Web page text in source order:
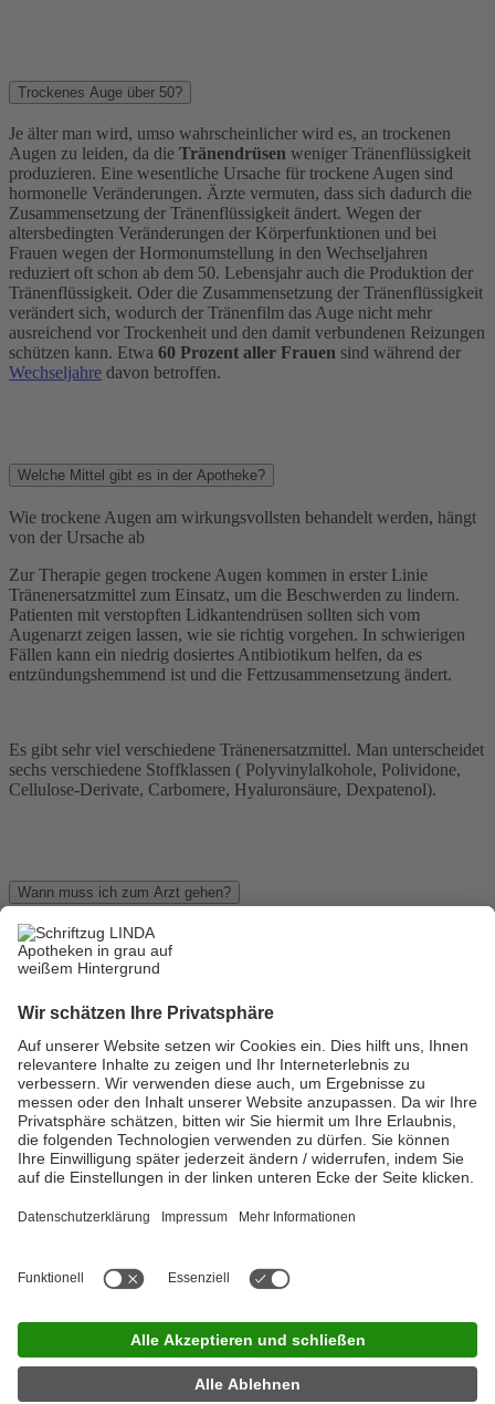
Trockenes Auge über 50?
Je älter man wird, umso wahrscheinlicher wird es, an trockenen
Augen zu leiden, da die Tränendrüsen weniger Tränenflüssigkeit
produzieren. Eine wesentliche Ursache für trockene Augen sind
hormonelle Veränderungen. Ärzte vermuten, dass sich dadurch die
Zusammensetzung der Tränenflüssigkeit ändert. Wegen der
altersbedingten Veränderungen der Körperfunktionen und bei
Frauen wegen der Hormonumstellung in den Wechseljahren
reduziert oft schon ab dem 50. Lebensjahr auch die Produktion der
Tränenflüssigkeit. Oder die Zusammensetzung der Tränenflüssigkeit
verändert sich, wodurch der Tränenfilm das Auge nicht mehr
ausreichend vor Trockenheit und den damit verbundenen Reizungen
schützen kann. Etwa 60 Prozent aller Frauen sind während der
Wechseljahre davon betroffen.
Welche Mittel gibt es in der Apotheke?
Wie trockene Augen am wirkungsvollsten behandelt werden, hängt
von der Ursache ab
Zur Therapie gegen trockene Augen kommen in erster Linie
Tränenersatzmittel zum Einsatz, um die Beschwerden zu lindern.
Patienten mit verstopften Lidkantendrüsen sollten sich vom
Augenarzt zeigen lassen, wie sie richtig vorgehen. In schwierigen
Fällen kann ein niedrig dosiertes Antibiotikum helfen, da es
entzündungshemmend ist und die Fettzusammensetzung ändert.
Es gibt sehr viel verschiedene Tränenersatzmittel. Man unterscheidet
sechs verschiedene Stoffklassen ( Polyvinylalkohole, Polividone,
Cellulose-Derivate, Carbomere, Hyaluronsäure, Dexpatenol).
Wann muss ich zum Arzt gehen?
In jedem Fall ist es wichtig, gereizte oder gerötete Augen vom Arzt
untersuchen zu lassen. Der Augenarzt überprüft die Tränenmenge
und die Zusammensetzung des Tränenfilms. Auch Lidstellung,
beurteilen. Beim sogenannten Schirmertest legt der Arzt einen
In Ihrer LINDA Apotheke
gut beraten
Lassen Sie sich in Ihrer LINDA Apotheke individuell zu diesem
Hier geht´s lang!
LINDA Jobfinder| Datenschutz
Kontakt Partner Über LINDA Für Apotheker
Investor
Relations
LINDA Apotheke finden
Jetzt App herunterladen